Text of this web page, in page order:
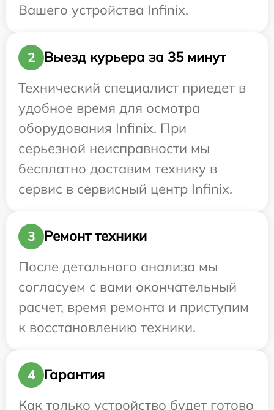
Вашего устройства Infinix.
2
Выезд курьера за 35 минут
Технический специалист приедет в
удобное время для осмотра
оборудования Infinix. При
серьезной неисправности мы
бесплатно доставим технику в
сервис в сервисный центр Infinix.
3
Ремонт техники
После детального анализа мы
согласуем с вами окончательный
расчет, время ремонта и приступим
к восстановлению техники.
4
Гарантия
Как только устройство будет готово